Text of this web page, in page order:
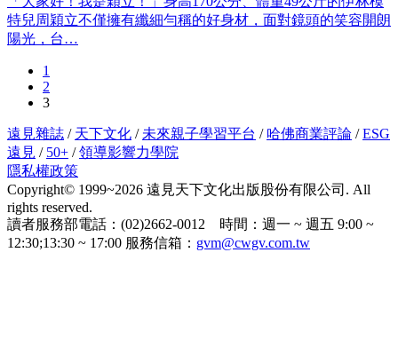
特兒周穎立不僅擁有纖細勻稱的好身材，面對鏡頭的笑容開朗
陽光，台…
1
2
3
遠見雜誌 / 天下文化 /未來親子學習平台 / 哈佛商業評論 /ESG
遠見 / 50+ /領導影響力學院
隱私權政策
Copyright© 1999~2026 遠見天下文化出版股份有限公司. All
rights reserved.
讀者服務部電話：(02)2662-0012 時間：週一 ~ 週五 9:00 ~
12:30;13:30 ~ 17:00 服務信箱： gvm@cwgv.com.tw